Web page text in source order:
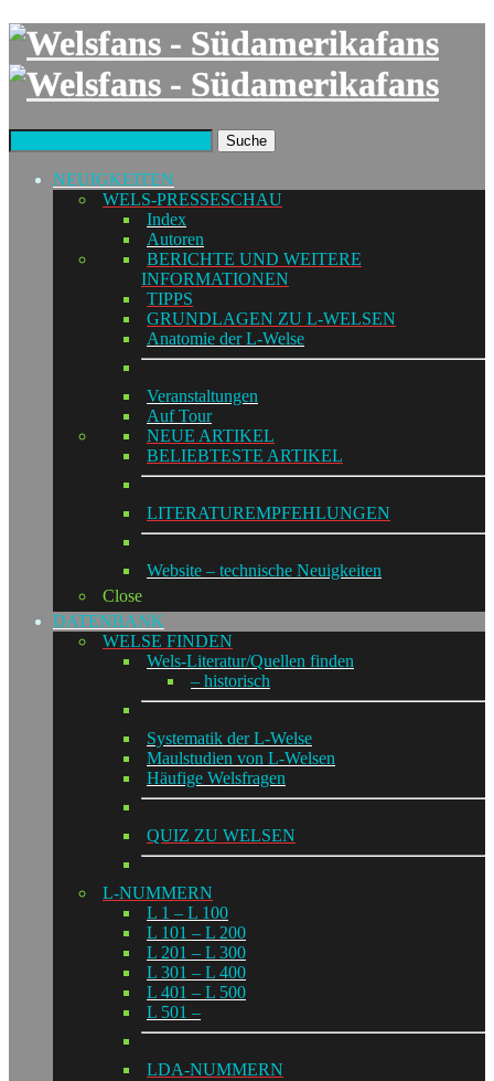
Suche
NEUIGKEITEN
WELS-PRESSESCHAU
Index
Autoren
BERICHTE UND WEITERE
INFORMATIONEN
TIPPS
GRUNDLAGEN ZU L-WELSEN
Anatomie der L-Welse
Veranstaltungen
Auf Tour
NEUE ARTIKEL
BELIEBTESTE ARTIKEL
LITERATUREMPFEHLUNGEN
Website – technische Neuigkeiten
Close
DATENBANK
WELSE FINDEN
Wels-Literatur/Quellen finden
– historisch
Systematik der L-Welse
Maulstudien von L-Welsen
Häufige Welsfragen
QUIZ ZU WELSEN
L-NUMMERN
L 1 – L 100
L 101 – L 200
L 201 – L 300
L 301 – L 400
L 401 – L 500
L 501 –
LDA-NUMMERN